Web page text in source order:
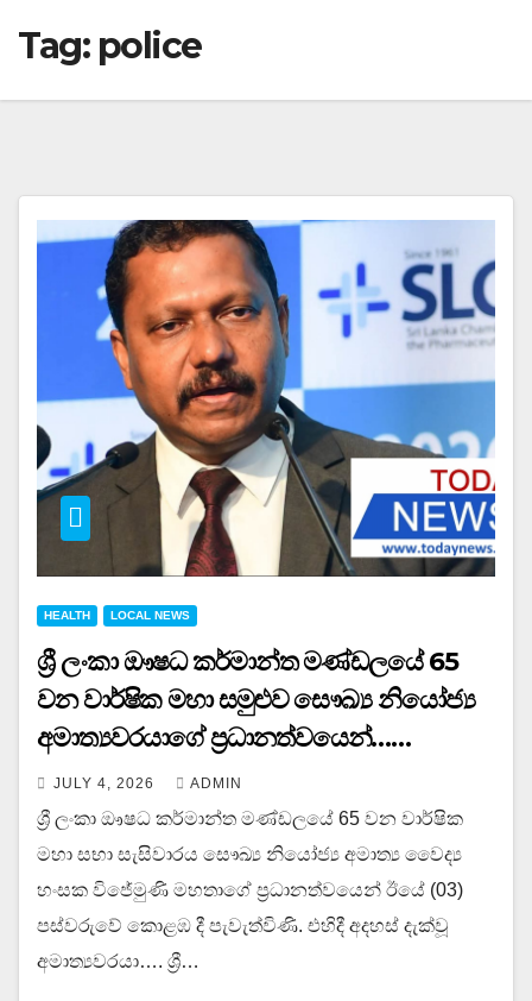
Tag: police
HEALTH LOCAL NEWS
ශ්‍රී ලංකා ඖෂධ කර්මාන්ත මණ්ඩලයේ 65
වන වාර්ෂික මහා සමුළුව සෞඛ්‍ය නියෝජ්‍ය
අමාත්‍යවරයාගේ ප්‍රධානත්වයෙන්……
JULY 4, 2026 ADMIN
ශ්‍රී ලංකා ඖෂධ කර්මාන්ත මණ්ඩලයේ 65 වන වාර්ෂික
මහා සභා සැසිවාරය සෞඛ්‍ය නියෝජ්‍ය අමාත්‍ය වෛද්‍ය
හංසක විජේමුණි මහතාගේ ප්‍රධානත්වයෙන් ඊයේ (03)
පස්වරුවේ කොළඹ දී පැවැත්විණි. එහිදී අදහස් දැක්වූ
අමාත්‍යවරයා…. ශ්‍රී…